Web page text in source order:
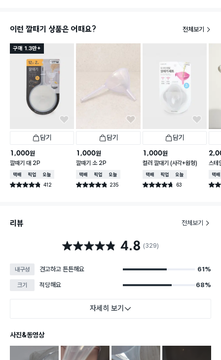
이런 깔때기 상품은 어때요? 전체보기
구매 1.3만+
담기
1,000원
깔때기 대 2P
택배배송매장픽업오늘배송
별점 4.8점 412
건 작성
담기
1,000원
깔때기 소 2P
택배배송매장픽업오늘배송
별점 4.8점 235
건 작성
담기
1,000원
컬러 깔대기 (사각+원형)
택배배송매장픽업오늘배송
별점 4.7점 63
건 작성
스테
택배
별점
리뷰 전체보기
별점 4.8점 4.8 (329)
내구성 견고하고 튼튼해요 61%
크기 적당해요 68%
자세히 보기
사진&동영상